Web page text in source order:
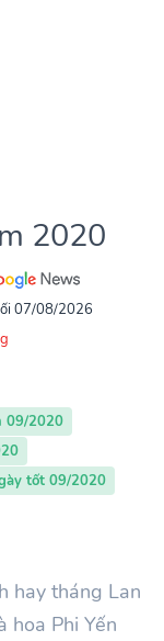
2020
07/08/2026
09/2020
tốt 09/2020
hay tháng Lan
hoa Phi Yến